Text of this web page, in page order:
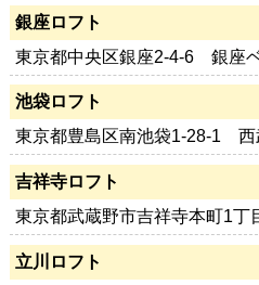
銀座ロフト
東京都中央区銀座2-4-6 銀座
池袋ロフト
東京都豊島区南池袋1-28-1 西
吉祥寺ロフト
東京都武蔵野市吉祥寺本町1丁
立川ロフト